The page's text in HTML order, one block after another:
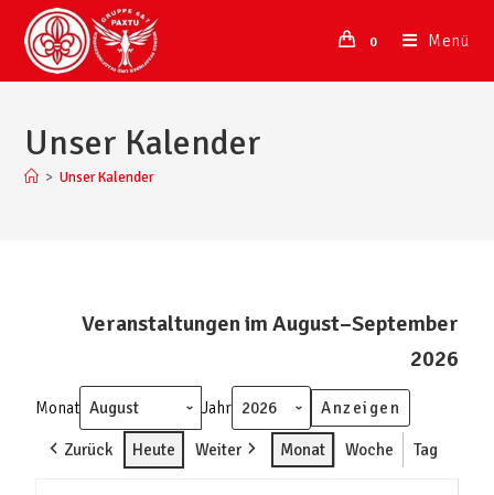
0 Menü
Unser Kalender
> Unser Kalender
Veranstaltungen im August–September
2026
Monat Jahr
Zurück Heute Weiter Monat Woche Tag